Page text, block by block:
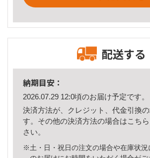
配送する
納期目安：
2026.07.29 12:0頃のお届け予定です。
決済方法が、クレジット、代金引換
す。その他の決済方法の場合はこちら
さい。
※土・日・祝日の注文の場合や在庫状況